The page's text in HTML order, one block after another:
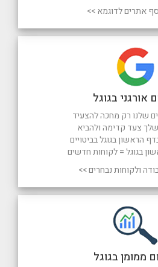
ממומן בגוגל
אורגני בגוגל
שלנו רק מחכה להצעיד
צעד קדימה ולהביא
הראשון בגוגל בביטויים
בגוגל = לקוחות חדשים
ולקוחות נבחרים >>
אתרים לדוגמא >>